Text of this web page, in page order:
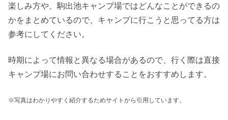
楽しみ方や、駒出池キャンプ場ではどんなことができるの
かをまとめているので、キャンプに行こうと思ってる方は
参考にしてください。
時期によって情報と異なる場合があるので、行く際は直接
キャンプ場にお問い合わせすることをおすすめします。
※写真はわかりやすく紹介するためサイトから引用しています。